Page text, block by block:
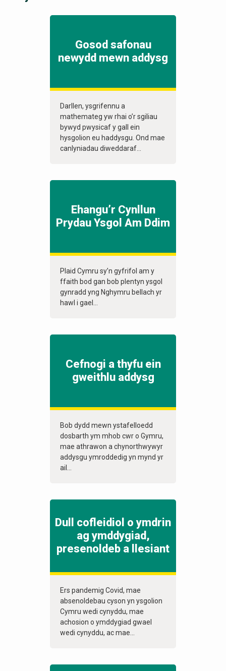
Gosod safonau
newydd mewn addysg
Darllen, ysgrifennu a
mathemateg yw rhai o’r sgiliau
bywyd pwysicaf y gall ein
hysgolion eu haddysgu. Ond mae
canlyniadau diweddaraf...
Ehangu’r Cynllun
Prydau Ysgol Am Ddim
Plaid Cymru sy’n gyfrifol am y
ffaith bod gan bob plentyn ysgol
gynradd yng Nghymru bellach yr
hawl i gael...
Cefnogi a thyfu ein
gweithlu addysg
Bob dydd mewn ystafelloedd
dosbarth ym mhob cwr o Gymru,
mae athrawon a chynorthwywyr
addysgu ymroddedig yn mynd yr
ail...
Dull cofleidiol o ymdrin
ag ymddygiad,
presenoldeb a llesiant
Ers pandemig Covid, mae
absenoldebau cyson yn ysgolion
Cymru wedi cynyddu, mae
achosion o ymddygiad gwael
wedi cynyddu, ac mae...